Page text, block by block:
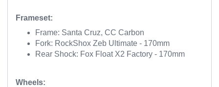
Frameset:
Frame: Santa Cruz, CC Carbon
Fork: RockShox Zeb Ultimate - 170mm
Rear Shock: Fox Float X2 Factory - 170mm
Wheels: